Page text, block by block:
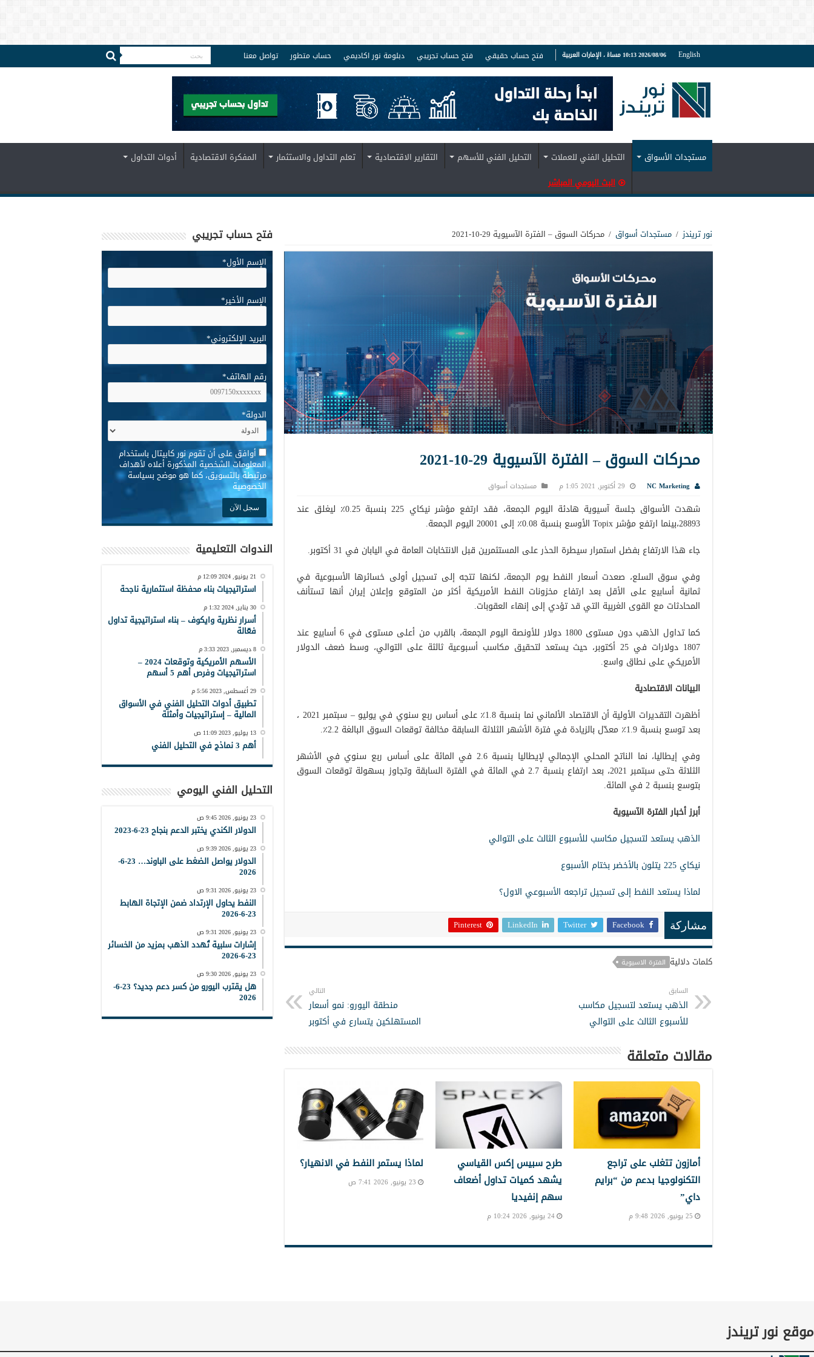
English 2026/08/06 10:13 مساءً ، الإمارات العربية فتح حساب حقيقي فتح حساب تجريبي دبلومة نور اكاديمي حساب متطور تواصل معنا
مستجدات الأسواق التحليل الفني للعملات التحليل الفني للأسهم التقارير الاقتصادية تعلم التداول والاستثمار المفكرة الاقتصادية
أدوات التداول
البث اليومي المباشر
نور تريندز / مستجدات أسواق / محركات السوق – الفترة الآسيوية 29-10-2021
محركات السوق – الفترة الآسيوية 29-10-2021
NC Marketing 29 أكتوبر, 2021 1:05 م مستجدات أسواق
شهدت الأسواق جلسة آسيوية هادئة اليوم الجمعة، فقد ارتفع مؤشر نيكاي 225 بنسبة 0.25٪ ليغلق عند
28893،بينما ارتفع مؤشر Topix الأوسع بنسبة 0.08٪ إلى 20001 اليوم الجمعة.
جاء هذا الارتفاع بفضل استمرار سيطرة الحذر على المستثمرين قبل الانتخابات العامة في اليابان في 31 أكتوبر.
وفي سوق السلع، صعدت أسعار النفط يوم الجمعة، لكنها تتجه إلى تسجيل أولى خسائرها الأسبوعية في
ثمانية أسابيع على الأقل بعد ارتفاع مخزونات النفط الأمريكية أكثر من المتوقع وإعلان إيران أنها تستأنف
المحادثات مع القوى الغربية التي قد تؤدي إلى إنهاء العقوبات.
كما تداول الذهب دون مستوى 1800 دولار للأونصة اليوم الجمعة، بالقرب من أعلى مستوى في 6 أسابيع عند
1807 دولارات في 25 أكتوبر، حيث يستعد لتحقيق مكاسب أسبوعية ثالثة على التوالي، وسط ضعف الدولار
الأمريكي على نطاق واسع.
البيانات الاقتصادية
أظهرت التقديرات الأولية أن الاقتصاد الألماني نما بنسبة 1.8٪ على أساس ربع سنوي في يوليو – سبتمبر 2021 ،
بعد توسع بنسبة 1.9٪ معدّل بالزيادة في فترة الأشهر الثلاثة السابقة مخالفة توقعات السوق البالغة 2.2٪.
وفي إيطاليا، نما الناتج المحلي الإجمالي لإيطاليا بنسبة 2.6 في المائة على أساس ربع سنوي في الأشهر
الثلاثة حتى سبتمبر 2021، بعد ارتفاع بنسبة 2.7 في المائة في الفترة السابقة وتجاوز بسهولة توقعات السوق
بتوسع بنسبة 2 في المائة.
أبرز أخبار الفترة الآسيوية
الذهب يستعد لتسجيل مكاسب للأسبوع الثالث على التوالي
نيكاي 225 يتلون بالأخضر بختام الأسبوع
لماذا يستعد النفط إلى تسجيل تراجعه الأسبوعي الاول؟
مشاركة Facebook
Twitter
LinkedIn
Pinterest
كلمات دلالية الفترة الاسيوية
السابق
الذهب يستعد لتسجيل مكاسب
للأسبوع الثالث على التوالي
التالي
منطقة اليورو: نمو أسعار
المستهلكين يتسارع في أكتوبر
مقالات متعلقة
أمازون تتغلب على تراجع
التكنولوجيا بدعم من “برايم
داي”
25 يونيو, 2026 9:48 م
طرح سبيس إكس القياسي
يشهد كميات تداول أضعاف
سهم إنفيديا
24 يونيو, 2026 10:24 م
لماذا يستمر النفط في الانهيار؟
23 يونيو, 2026 7:41 ص
فتح حساب تجريبي
الإسم الأول*
الإسم الأخير*
البريد الإلكتروني*
رقم الهاتف*
الدولة*
* أوافق على أن تقوم نور كابيتال باستخدام
المعلومات الشخصية المذكورة أعلاه لأهداف
مرتبطة بالتسويق، كما هو موضح بسياسة
الخصوصية
الندوات التعليمية
21 يونيو, 2024 12:09 م
استراتيجيات بناء محفظة استثمارية ناجحة
30 يناير, 2024 1:32 م
أسرار نظرية وايكوف – بناء استراتيجية تداول
فعّالة
8 ديسمبر, 2023 3:33 م
الأسهم الأمريكية وتوقعات 2024 –
استراتيجيات وفرص أهم 5 أسهم
29 أغسطس, 2023 5:56 م
تطبيق أدوات التحليل الفني في الأسواق
المالية – إستراتيجيات وأمثلة
13 يوليو, 2023 11:09 ص
أهم 3 نماذج في التحليل الفني
التحليل الفني اليومي
23 يونيو, 2026 9:45 ص
الدولار الكندي يختبر الدعم بنجاح 23-6-2023
23 يونيو, 2026 9:39 ص
الدولار يواصل الضغط على الباوند… 23-6-
2026
23 يونيو, 2026 9:31 ص
النفط يحاول الإرتداد ضمن الإتجاة الهابط
23-6-2026
23 يونيو, 2026 9:31 ص
إشارات سلبية تُهدد الذهب بمزيد من الخسائر
23-6-2026
23 يونيو, 2026 9:30 ص
هل يقترب اليورو من كسر دعم جديد؟ 23-6-
2026
موقع نور تريندز